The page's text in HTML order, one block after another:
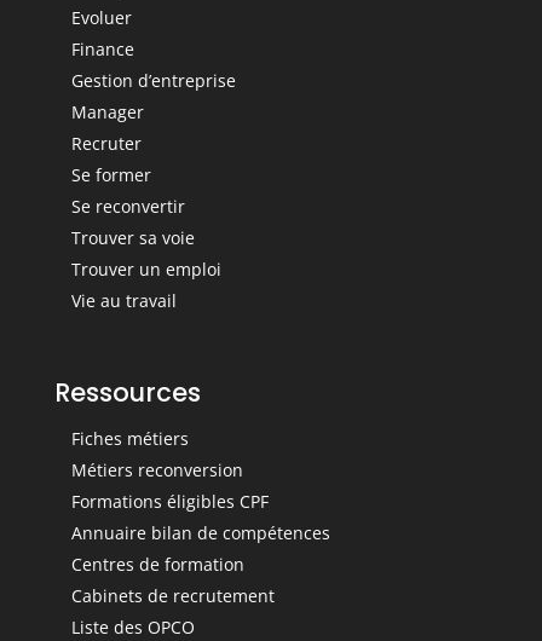
Evoluer
Finance
Gestion d’entreprise
Manager
Recruter
Se former
Se reconvertir
Trouver sa voie
Trouver un emploi
Vie au travail
Ressources
Fiches métiers
Métiers reconversion
Formations éligibles CPF
Annuaire bilan de compétences
Centres de formation
Cabinets de recrutement
Liste des OPCO